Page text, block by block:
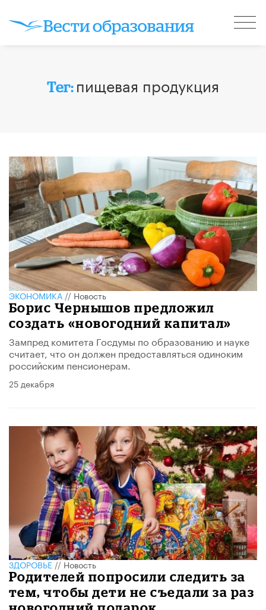
Тег: пищевая продукция
ЭКОНОМИКА//Новость
Борис Чернышов предложил
создать «новогодний капитал»
Зампред комитета Госдумы по образованию и науке
считает, что он должен предоставляться одиноким
российским пенсионерам.
25 декабря
ЗДОРОВЬЕ//Новость
Родителей попросили следить за
тем, чтобы дети не съедали за раз